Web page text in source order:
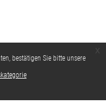
bestätigen Sie bitte unsere